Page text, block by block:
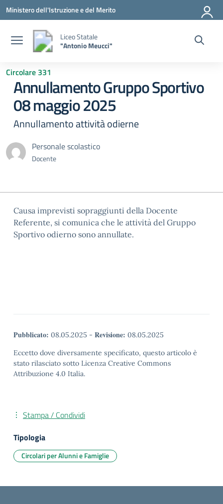
Vai ai contenuti
Vai al menu di navigazione
Vai al footer
Ministero dell'Istruzione e del Merito
Liceo Statale
"Antonio Meucci"
Circolare 331
Annullamento Gruppo Sportivo
08 maggio 2025
Annullamento attività odierne
Personale scolastico
Docente
Causa imprevisti sopraggiunti della Docente
Referente, si comunica che le attività del Gruppo
Sportivo odierno sono annullate.
Pubblicato: 08.05.2025 - Revisione: 08.05.2025
Eccetto dove diversamente specificato, questo articolo è
stato rilasciato sotto Licenza Creative Commons
Attribuzione 4.0 Italia.
Stampa / Condividi
Tipologia
Circolari per Alunni e Famiglie